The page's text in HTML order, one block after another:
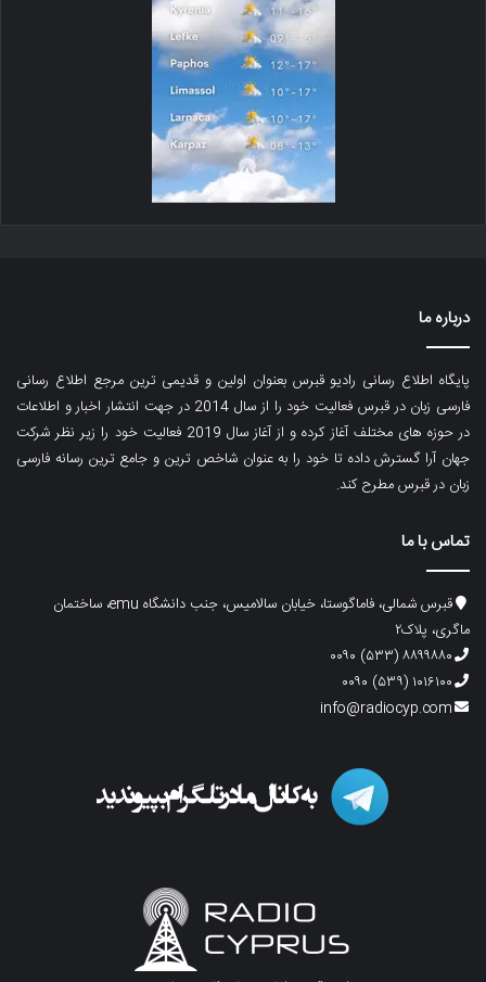
درباره ما
پایگاه اطلاع رسانی رادیو قبرس بعنوان اولین و قدیمی ترین مرجع اطلاع رسانی
فارسی زبان در قبرس فعالیت خود را از سال 2014 در جهت انتشار اخبار و اطلاعات
در حوزه های مختلف آغاز کرده و از آغاز سال 2019 فعالیت خود را زیر نظر شرکت
جهان آرا گسترش داده تا خود را به عنوان شاخص ترین و جامع ترین رسانه فارسی
زبان در قبرس مطرح کند.
تماس با ما
قبرس شمالی، فاماگوستا، خیابان سالامیس، جنب دانشگاه emu، ساختمان
ماگری، پلاک۲
۸۸۹۹۸۸۰ (۵۳۳) ۰۰۹۰
۱۰۱۶۱۰۰ (۵۳۹) ۰۰۹۰
info@radiocyp.com